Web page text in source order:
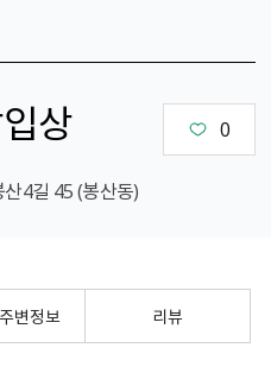
상 0
4길 45 (봉산동)
변정보 리뷰